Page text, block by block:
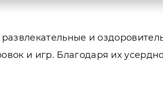
и
и игр. Благодаря их